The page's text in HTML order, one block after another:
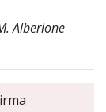
Alberione